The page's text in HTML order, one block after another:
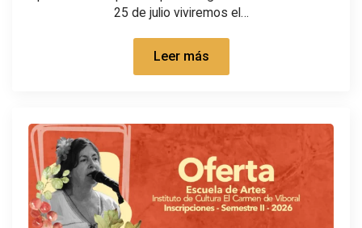
25 de julio viviremos el…
Leer más